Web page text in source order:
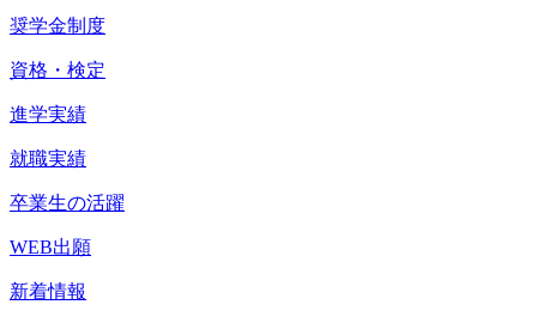
奨学金制度
資格・検定
進学実績
就職実績
卒業生の活躍
WEB出願
新着情報